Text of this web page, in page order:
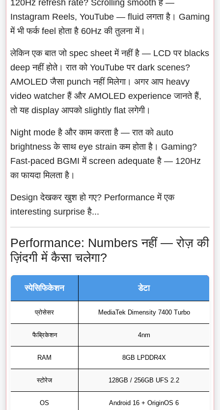
120Hz refresh rate? Scrolling smooth है —
Instagram Reels, YouTube — fluid लगता है। Gaming
में भी फर्क feel होता है 60Hz की तुलना में।
लेकिन एक बात जो spec sheet में नहीं है — LCD पर blacks
deep नहीं होते। रात को YouTube पर dark scenes?
AMOLED जैसा punch नहीं मिलेगा। अगर आप heavy
video watcher हैं और AMOLED experience जानते हैं,
तो यह display आपको slightly flat लगेगी।
Night mode है और काम करता है — रात को auto
brightness के साथ eye strain कम होता है। Gaming?
Fast-paced BGMI में screen adequate है — 120Hz
का फायदा मिलता है।
Design देखकर खुश हो गए? Performance में एक
interesting surprise है...
Performance: Numbers नहीं — रोज़ की
ज़िंदगी में कैसा चलेगा?
स्पेसिफिकेशन डेटा
प्रोसेसर MediaTek Dimensity 7400 Turbo
फैब्रिकेशन 4nm
RAM 8GB LPDDR4X
स्टोरेज 128GB / 256GB UFS 2.2
OS Android 16 + OriginOS 6